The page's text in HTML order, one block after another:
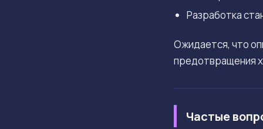
Разработка
Ожидается, что
предотвращения
Частые